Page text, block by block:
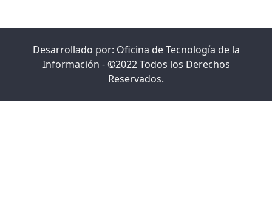
Desarrollado por: Oficina de Tecnología de la
Información - ©2022 Todos los Derechos
Reservados.